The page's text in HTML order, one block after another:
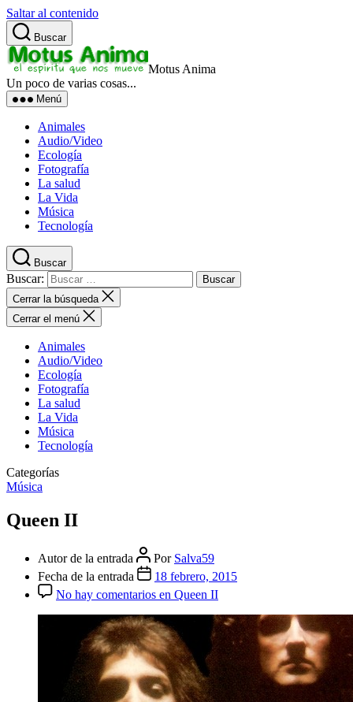
Saltar al contenido
Buscar
Motus Anima
Un poco de varias cosas...
Menú
Animales
Audio/Video
Ecología
Fotografía
La salud
La Vida
Música
Tecnología
Buscar
Buscar:
Cerrar la búsqueda
Cerrar el menú
Animales
Audio/Video
Ecología
Fotografía
La salud
La Vida
Música
Tecnología
Categorías
Música
Queen II
Autor de la entrada Por Salva59
Fecha de la entrada
18 febrero, 2015
No hay comentarios en Queen II